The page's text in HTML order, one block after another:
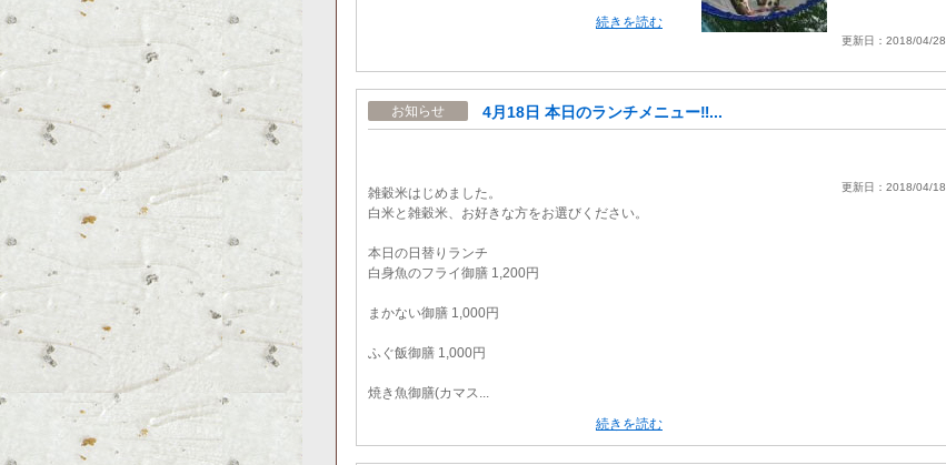
続きを読む
更新日：2018/04/28
お知らせ 4月18日 本日のランチメニュー‼...
雑穀米はじめました。
白米と雑穀米、お好きな方をお選びください。
本日の日替りランチ
白身魚のフライ御膳 1,200円
まかない御膳 1,000円
ふぐ飯御膳 1,000円
焼き魚御膳(カマス...
続きを読む
更新日：2018/04/18